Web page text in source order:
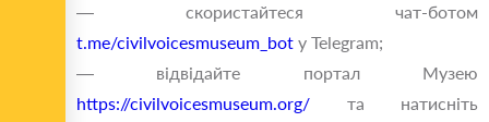
— скористайтеся чат-ботом
t.me/civilvoicesmuseum_bot у Telegram;
— відвідайте портал Музею
https://civilvoicesmuseum.org/ та натисніть